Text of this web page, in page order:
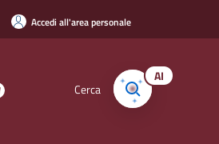
Accedi all'area personale
Cerca
AI